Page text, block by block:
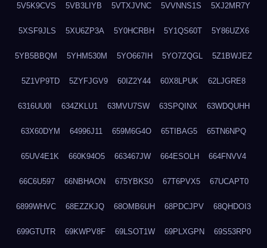
5V5K9CVS 5VB3LIYB 5VTXJVNC 5VVNNS1S 5XJ2MR7Y
5XSF9JLS 5XU6ZP3A 5Y0HCRBH 5Y1QS60T 5Y86UZX6
5YB5BBQM 5YHM530M 5YO667IH 5YO7ZQGL 5Z1BWJEZ
5Z1VP9TD 5ZYFJGV9 60IZ2Y44 60X8LPUK 62LJGRE8
6316UU0I 634ZKLU1 63MVU7SW 63SPQINX 63WDQUHH
63X60DYM 64996J11 659M6G4O 65TIBAG5 65TN6NPQ
65UV4E1K 660K94O5 663467JW 664ESOLH 664FNVV4
66C6U597 66NBHAON 675YBKS0 67T6PVX5 67UCAPT0
6899WHVC 68EZZKJQ 68OMB6UH 68PDCJPV 68QHDOI3
699GTUTR 69KWPV8F 69LSOT1W 69PLXGPN 69S53RP0